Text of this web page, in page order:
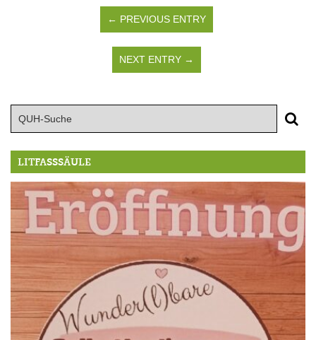
← PREVIOUS ENTRY
NEXT ENTRY →
LITFASSSÄULE